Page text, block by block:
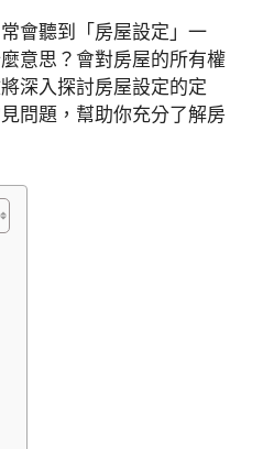
會聽到「房屋設定」一
意思？會對房屋的所有權
深入探討房屋設定的定
問題，幫助你充分了解房